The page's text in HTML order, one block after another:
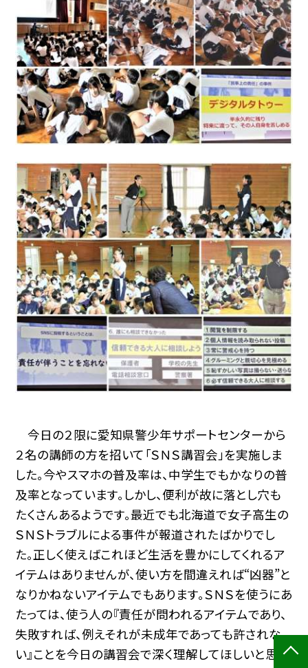
今日の２限に愛知県警少年サポートセンターから
２名の講師の方を招いて「ＳＮＳ講習会」を実施しま
した。今やスマホの普及率は、中学生でもかなりの普
及率となっています。しかし、便利が故に落とし穴も
たくさんあるようです。最近でも北海道で女子高生の
ＳＮＳトラブルによる事件が報道されたばかりでし
た。正しく使えばこれほど生活を豊かにしてくれるア
イテムはありませんが、使い方を間違えれば“凶器”と
なりかねないアイテムでもあります。ＳＮＳを使うにあ
たっては、使う人の『責任が問われるアイテムであり、
失敗すれば、例えそれが未成年であっても許されな
い』ことを今日の講習会で深く理解してほしいと思い